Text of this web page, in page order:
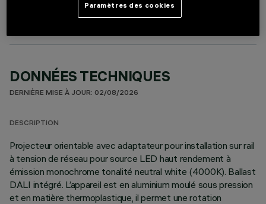
DONNÉES TECHNIQUES
DERNIÈRE MISE À JOUR: 02/08/2026
DESCRIPTION
Projecteur orientable avec adaptateur pour installation sur rail
à tension de réseau pour source LED haut rendement à
émission monochrome tonalité neutral white (4000K). Ballast
DALI intégré. L’appareil est en aluminium moulé sous pression
et en matière thermoplastique, il permet une rotation
Paramètres des cookies